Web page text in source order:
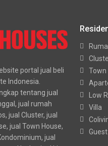
portal jual beli
Indonesia.
tentang jual
jual rumah
jual Cluster, jual
jual Town House,
jual
Town
Low
Villa